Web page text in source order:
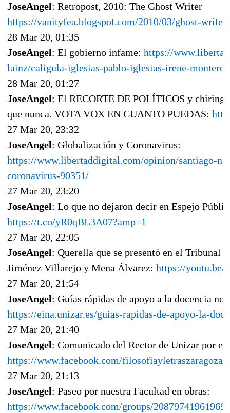
JoseAngel: Retropost, 2010: The Ghost Writer
https://vanityfea.blogspot.com/2010/03/ghost-
28 Mar 20, 01:35
JoseAngel: El gobierno infame: https://
lainz/caligula-iglesias-pablo-iglesias-irene-
28 Mar 20, 01:27
JoseAngel: El RECORTE DE POLÍTICOS y
que nunca. VOTA VOX EN CUANTO PUEDAS:
27 Mar 20, 23:32
JoseAngel: Globalización y Coronavirus:
https://www.libertaddigital.com/opinion/santiago-
coronavirus-90351/
27 Mar 20, 23:20
JoseAngel: Lo que no dejaron decir en Espejo
https://t.co/yR0qBL3A07?amp=1
27 Mar 20, 22:05
JoseAngel: Querella que se presentó en el Tribunal
Jiménez Villarejo y Mena Álvarez: https://youtu.be/
27 Mar 20, 21:54
JoseAngel: Guías rápidas de apoyo a la docencia no
https://eina.unizar.es/guias-rapidas-de-apoyo-la-
27 Mar 20, 21:40
JoseAngel: Comunicado del Rector de Unizar por el
https://www.facebook.com/filosofiayletraszaragoza/
27 Mar 20, 21:13
JoseAngel: Paseo por nuestra Facultad en obras:
https://www.facebook.com/groups/